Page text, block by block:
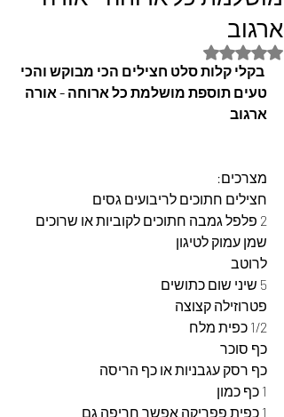
ארגוב
דירוג של NaN מתוך 5 כוכבים
בקלי קלות סלט חצילים הכי מבוקש והכי
טעים תוספת מושלמת כל ארוחה - אורה
ארגוב
מצרכים:
חצילים חתוכים לריבועים גסים
2 פלפל גמבה חתוכים לקוביות או שרוכים
שמן עמוק לטיגון
לרוטב
5 שיני שום כתושים
פטרוזילה קצוצה
1/2 כפית מלח
כף סוכר
כף רסק עגבניות או כף הריסה
1 כף כמון
1 כפית פפריקה אפשר חריפה גם